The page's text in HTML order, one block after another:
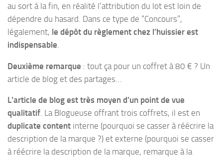
au sort à la fin, en réalité l’attribution du lot est loin de
dépendre du hasard. Dans ce type de “Concours”,
légalement, le dépôt du règlement chez l’huissier est
indispensable
Deuxième remarque : tout ça pour un coffret à 80 € ? Un
article de blog et des partages…
L’article de blog est très moyen d’un point de vue
qualitatif. La Blogueuse offrant trois coffrets, il est en
duplicate content interne (pourquoi se casser à réécrire la
description de la marque ?) et externe (pourquoi se casser
à réécrire la description de la marque, remarque à la